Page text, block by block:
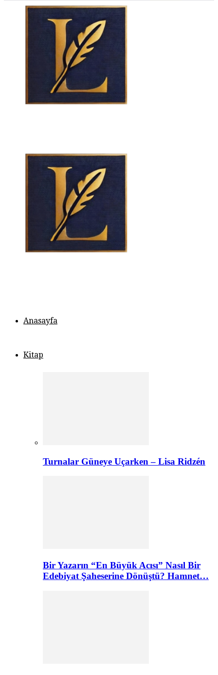
Anasayfa
Kitap
Turnalar Güneye Uçarken – Lisa Ridzén
Bir Yazarın “En Büyük Acısı” Nasıl Bir
Edebiyat Şaheserine Dönüştü? Hamnet…